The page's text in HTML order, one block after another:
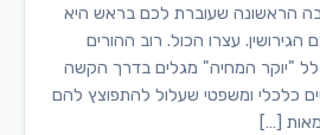
הראשונה שעוברת לכם בראש היא
עצרו הכול. רוב ההורים
"יוקר המחיה" מגלים בדרך הקשה
כלכלי ומשפטי שעלול להתפוצץ להם
מאות […]